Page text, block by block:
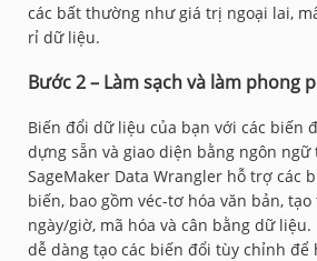
các bất thường như giá trị ngoại lai,
rỉ dữ liệu.
Bước 2 – Làm sạch và làm phong
Biến đổi dữ liệu của bạn với các biến
dựng sẵn và giao diện bằng ngôn ngữ
SageMaker Data Wrangler hỗ trợ các
biến, bao gồm véc-tơ hóa văn bản,
ngày/giờ, mã hóa và cân bằng dữ
dễ dàng tạo các biến đổi tùy chỉnh